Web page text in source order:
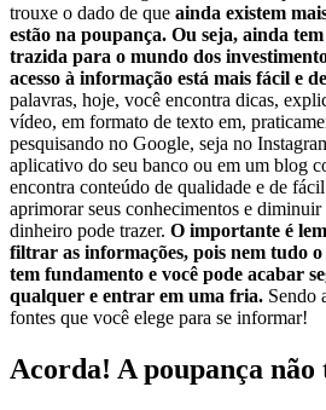
trouxe o dado de que ainda existem
estão na poupança. Ou seja, ainda
trazida para o mundo dos
acesso à informação está mais fácil e
palavras, hoje, você encontra dicas,
vídeo, em formato de texto em,
pesquisando no Google, seja no
aplicativo do seu banco ou em um blog
encontra conteúdo de qualidade e de
aprimorar seus conhecimentos e diminuir
dinheiro pode trazer. O importante é
filtrar as informações, pois nem tudo
tem fundamento e você pode acabar
qualquer e entrar em uma fria. Sendo
fontes que você elege para se informar!
Acorda! A poupança não